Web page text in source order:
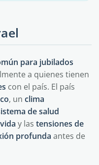
para jubilados
a quienes tienen
con el país. El país
, un clima
de salud
y las tensiones de
profunda antes de